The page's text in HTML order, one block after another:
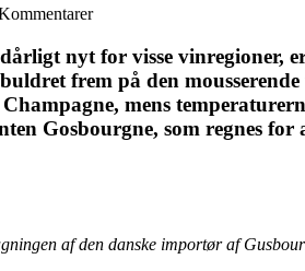
nyt for visse vinregioner,
frem på den
mens
Gosbourgne, som regnes
af den danske importør af